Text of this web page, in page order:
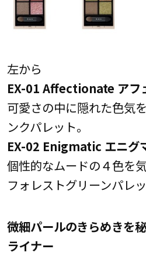
左から
EX-01 Affectionate アフ
可愛さの中に隠れた色気
ンクパレット。
EX-02 Enigmatic エニグ
個性的なムードの４色を
フォレストグリーンパレッ
微細パールのきらめきを
ライナー